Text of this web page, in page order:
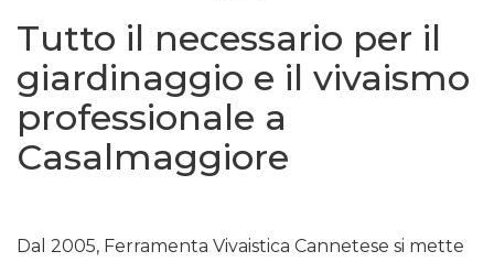
Tutto il necessario per il
giardinaggio e il vivaismo
professionale a
Casalmaggiore
Dal 2005, Ferramenta Vivaistica Cannetese si mette